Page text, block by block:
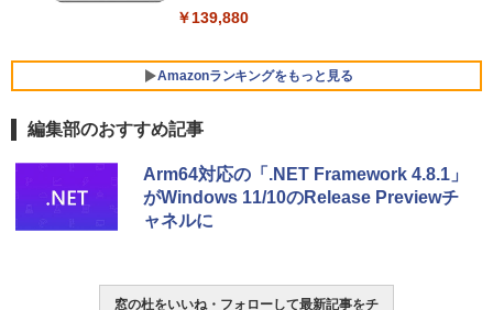
￥139,880
Amazonランキングをもっと見る
Robloxギフトカード - 800 Robux 【限
定バーチャルアイテムを含む】 【オンラ
インゲームコード】 ロブロックス | オン
ラインコード版
生成AIパスポート公式テキスト 第４版
￥1,766
AIイラスト表現辞典: 思い通りの絵を引き
Amazon Kindle Paperwhite (16GB) 7イ
ンチディスプレイ、色調調節ライト、12
週間持続バッテリー、広告なし、ブラッ
ク
編集部のおすすめ記事
Arm64対応の「.NET Framework 4.8.1」
がWindows 11/10のRelease Previewチ
ャネルに
窓の杜をいいね・フォローして最新記事をチ